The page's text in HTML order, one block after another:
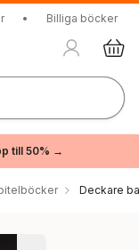
• Billiga böcker
till 50% →
Deckare